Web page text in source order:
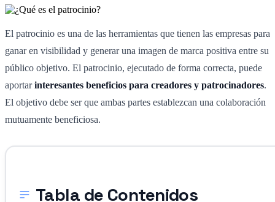
El patrocinio es una de las herramientas que tienen las empresas para
ganar en visibilidad y generar una imagen de marca positiva entre su
público objetivo. El patrocinio, ejecutado de forma correcta, puede
aportarinteresantes beneficios para creadores y patrocinadores.
El objetivo debe ser que ambas partes establezcan una colaboración
mutuamente beneficiosa.
Tabla de Contenidos